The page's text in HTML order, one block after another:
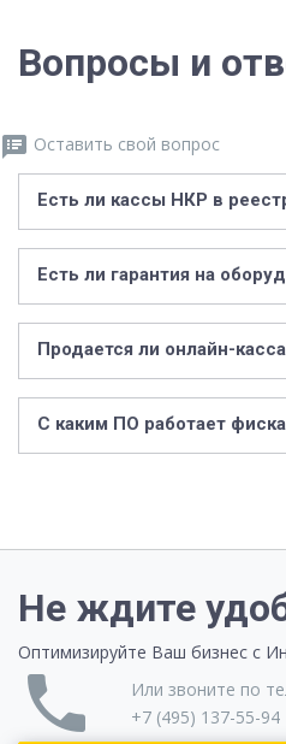
Вопросы и
 Оставить свой вопрос
Есть ли кассы НКР в
Есть ли гарантия на
Продается ли онлайн-
С каким ПО работает
Не ждите
Оптимизируйте Ваш бизнес с
phone
Или звоните по
+7 (495) 137-55-94